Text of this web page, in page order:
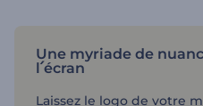
Une myriade de
l՛écran
Laissez le logo de votre